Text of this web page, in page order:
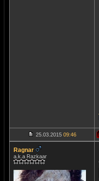
25.03.2015 09:46
Ragnar
a.k.a Razkaar